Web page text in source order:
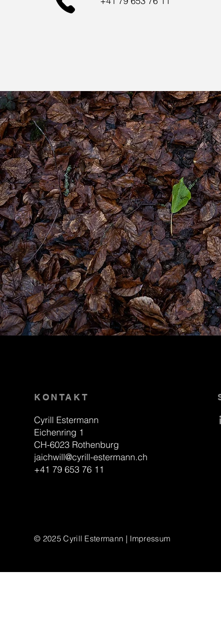
KONTAKT
Cyrill Estermann
Eichenring 1
CH-6023 Rothenburg
jaichwill@cyrill-estermann.ch
+41 79 653 76 11
© 2025 Cyrill Estermann | Impressum